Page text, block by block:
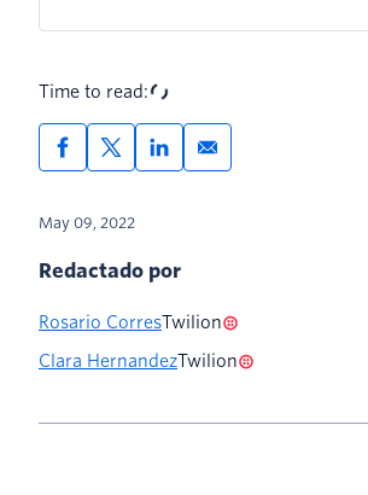
Time to read:
May 09, 2022
Redactado por
Rosario CorresTwilion
Clara HernandezTwilion